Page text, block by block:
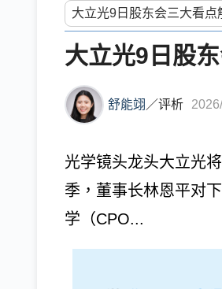
大立光9日股
舒能翊 ／评析
光学镜头龙头大立光
季，董事长林恩平对
学（CPO...